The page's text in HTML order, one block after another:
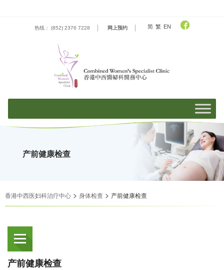
热线： (852) 2376 7228 网上预约 简 繁 EN
产前健康检查
香港中西医妇科治疗中心 > 身体检查 > 产前健康检查
产前健康检查